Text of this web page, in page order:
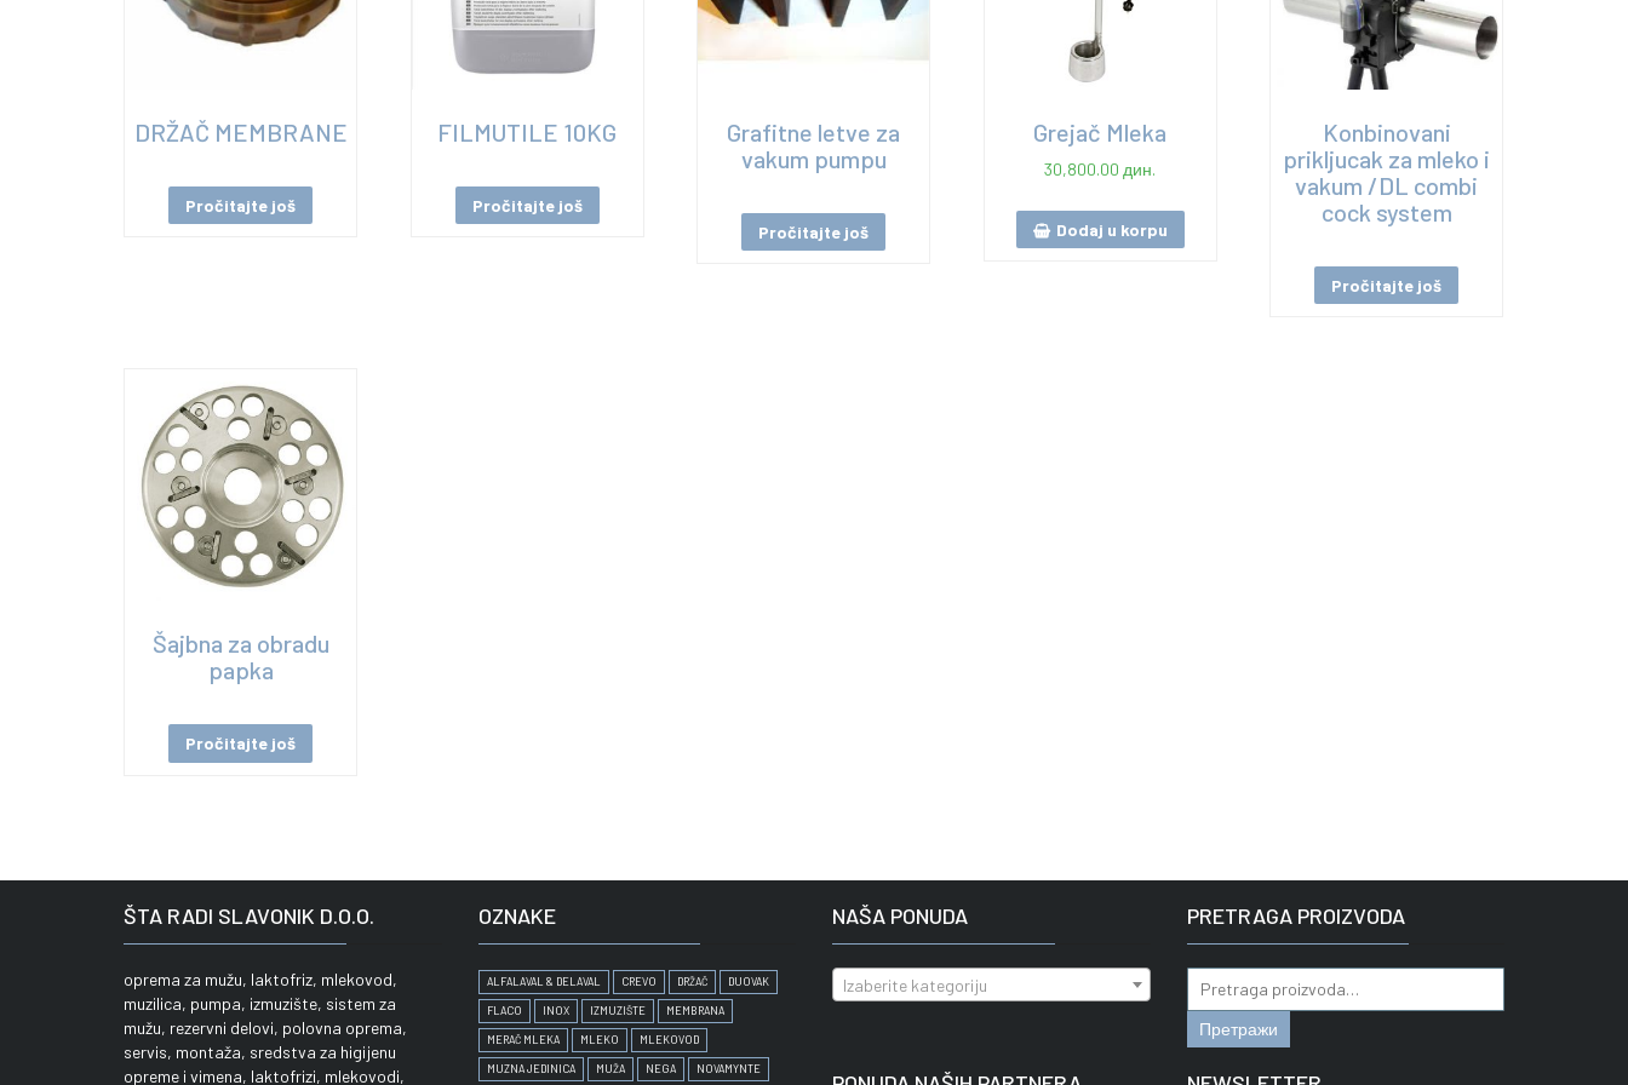
DRŽAČ MEMBRANE
Pročitajte još
FILMUTILE 10KG
Pročitajte još
Grafitne letve za
vakum pumpu
Pročitajte još
Grejač Mleka
30,800.00 дин.
Dodaj u korpu
Konbinovani
prikljucak za mleko i
vakum /DL combi
cock system
Pročitajte još
Šajbna za obradu
papka
Pročitajte još
ŠTA RADI SLAVONIK D.O.O.
oprema za mužu, laktofriz, mlekovod,
muzilica, pumpa, izmuzište, sistem za
mužu, rezervni delovi, polovna oprema,
servis, montaža, sredstva za higijenu
opreme i vimena, laktofrizi, mlekovodi,
OZNAKE
ALFALAVAL & DELAVAL CREVO DRŽAČ DUOVAK
FLACO INOX IZMUZIŠTE MEMBRANA
MERAČ MLEKA MLEKO MLEKOVOD
MUZNA JEDINICA MUŽA NEGA NOVAMYNTE
NAŠA PONUDA
Izaberite kategoriju
PRETRAGA PROIZVODA
Pretraga
Претражи